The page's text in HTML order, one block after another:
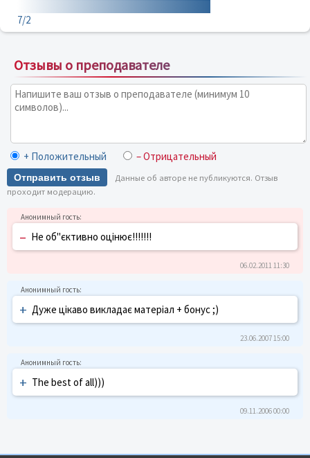
7/2
Отзывы о преподавателе
+ Положительный – Отрицательный
Отправить отзыв
Данные об авторе не публикуются. Отзыв
проходит модерацию.
– Не об"єктивно оцінює!!!!!!!
06.02.2011 11:30
+ Дуже цікаво викладає матеріал + бонус ;)
23.06.2007 15:00
+ The best of all)))
09.11.2006 00:00